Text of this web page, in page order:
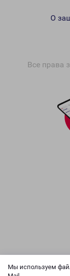
Мы используем
Все права
О